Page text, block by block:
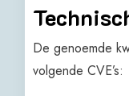
De genoemde
volgende CVE’s: